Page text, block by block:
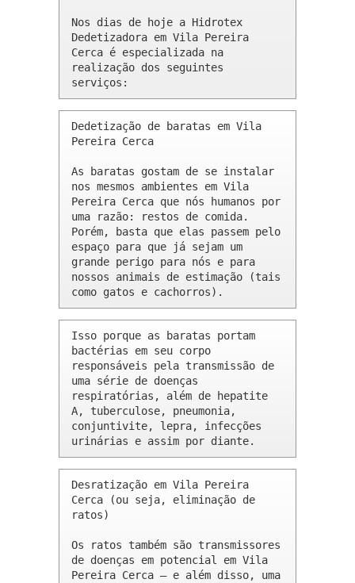
Nos dias de hoje a Hidrotex
Dedetizadora em Vila Pereira
Cerca é especializada na
realização dos seguintes
serviços:
Dedetização de baratas em Vila
Pereira Cerca
As baratas gostam de se instalar
nos mesmos ambientes em Vila
Pereira Cerca que nós humanos por
uma razão: restos de comida.
Porém, basta que elas passem pelo
espaço para que já sejam um
grande perigo para nós e para
nossos animais de estimação (tais
como gatos e cachorros).
Isso porque as baratas portam
bactérias em seu corpo
responsáveis pela transmissão de
uma série de doenças
respiratórias, além de hepatite
A, tuberculose, pneumonia,
conjuntivite, lepra, infecções
urinárias e assim por diante.
Desratização em Vila Pereira
Cerca (ou seja, eliminação de
ratos)
Os ratos também são transmissores
de doenças em potencial em Vila
Pereira Cerca – e além disso, uma